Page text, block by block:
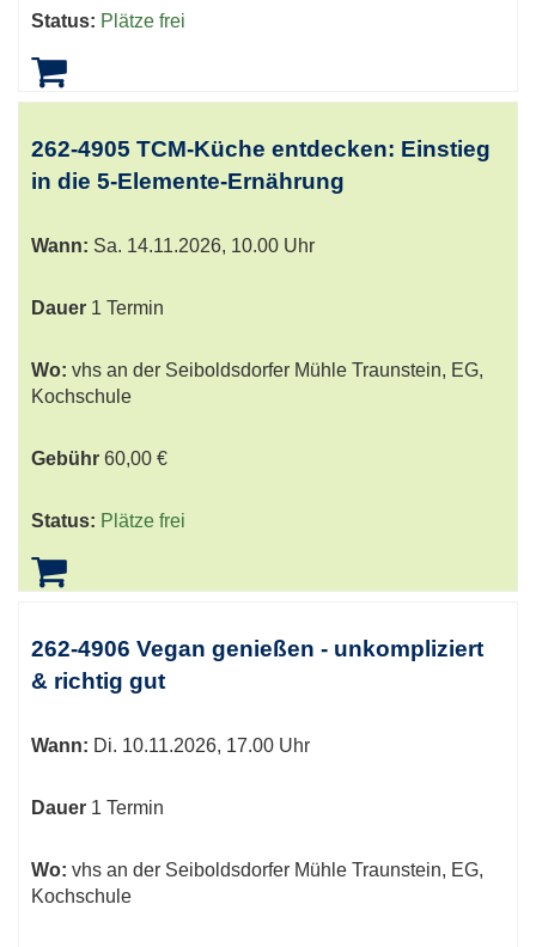
Status: Plätze frei
262-4905 TCM-Küche entdecken: Einstieg
in die 5-Elemente-Ernährung
Wann: Sa. 14.11.2026, 10.00 Uhr
Dauer 1 Termin
Wo: vhs an der Seiboldsdorfer Mühle Traunstein, EG,
Kochschule
Gebühr 60,00 €
Status: Plätze frei
262-4906 Vegan genießen - unkompliziert
& richtig gut
Wann: Di. 10.11.2026, 17.00 Uhr
Dauer 1 Termin
Wo: vhs an der Seiboldsdorfer Mühle Traunstein, EG,
Kochschule